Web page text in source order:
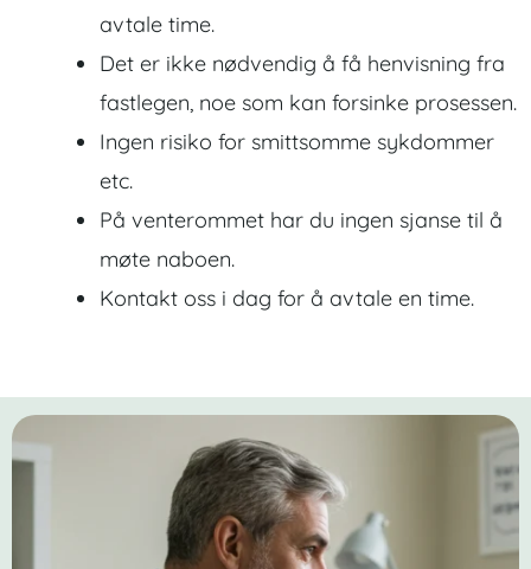
avtale time.
Det er ikke nødvendig å få henvisning fra
fastlegen, noe som kan forsinke prosessen.
Ingen risiko for smittsomme sykdommer
etc.
På venterommet har du ingen sjanse til å
møte naboen.
Kontakt oss i dag for å avtale en time.